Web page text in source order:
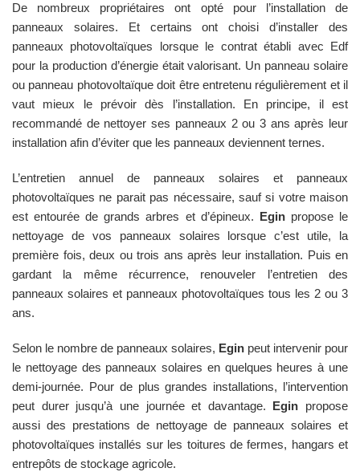
De nombreux propriétaires ont opté pour l’installation de
panneaux solaires. Et certains ont choisi d’installer des
panneaux photovoltaïques lorsque le contrat établi avec Edf
pour la production d’énergie était valorisant. Un panneau solaire
ou panneau photovoltaïque doit être entretenu régulièrement et il
vaut mieux le prévoir dès l’installation. En principe, il est
recommandé de nettoyer ses panneaux 2 ou 3 ans après leur
installation afin d’éviter que les panneaux deviennent ternes.
L’entretien annuel de panneaux solaires et panneaux
photovoltaïques ne parait pas nécessaire, sauf si votre maison
est entourée de grands arbres et d’épineux. Eginpropose le
nettoyage de vos panneaux solaires lorsque c’est utile, la
première fois, deux ou trois ans après leur installation. Puis en
gardant la même récurrence, renouveler l’entretien des
panneaux solaires et panneaux photovoltaïques tous les 2 ou 3
ans.
Selon le nombre de panneaux solaires, Egin peut intervenir pour
le nettoyage des panneaux solaires en quelques heures à une
demi-journée. Pour de plus grandes installations, l’intervention
peut durer jusqu’à une journée et davantage. Egin propose
aussi des prestations de nettoyage de panneaux solaires et
photovoltaïques installés sur les toitures de fermes, hangars et
entrepôts de stockage agricole.